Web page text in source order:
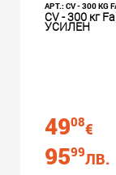
АРТ.: CV - 300 KG
CV - 300 кг
УСИЛЕН
4908€
9599ЛВ.